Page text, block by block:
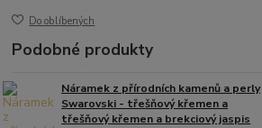
Do oblíbených
Podobné produkty
Náramek z přírodních kamenů a perly
Swarovski - třešňový křemen a
třešňový křemen a brekciový jaspis